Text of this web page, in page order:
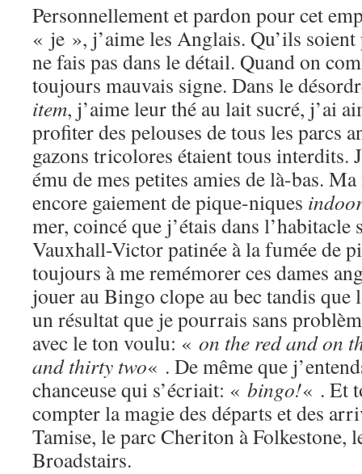
Personnellement et pardon pour cet
« je », j’aime les Anglais. Qu’ils
ne fais pas dans le détail. Quand on
toujours mauvais signe. Dans le
item, j’aime leur thé au lait sucré, j’ai
profiter des pelouses de tous les parcs
gazons tricolores étaient tous interdits.
ému de mes petites amies de là-bas.
encore gaiement de pique-niques
mer, coincé que j’étais dans
Vauxhall-Victor patinée à la fumée de
toujours à me remémorer ces dames
jouer au Bingo clope au bec tandis que
un résultat que je pourrais sans
avec le ton voulu: « on the red and on
and thirty two« . De même que
chanceuse qui s’écriait: « bingo!« . Et
compter la magie des départs et des
Tamise, le parc Cheriton à Folkestone,
Broadstairs.